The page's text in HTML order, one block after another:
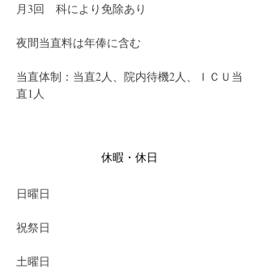
月3回　科により免除あり
夜間当直料は年俸に含む
当直体制：当直2人、院内待機2人、ＩＣＵ当
直1人
休暇・休日
日曜日
祝祭日
土曜日